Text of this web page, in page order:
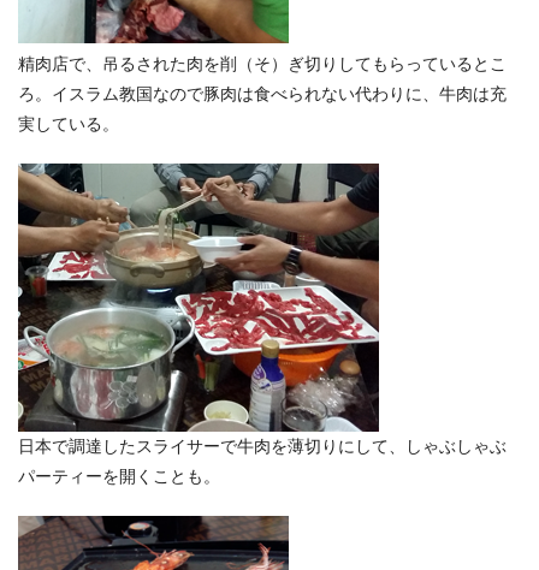
精肉店で、吊るされた肉を削（そ）ぎ切りしてもらっているとこ
ろ。イスラム教国なので豚肉は食べられない代わりに、牛肉は充
実している。
日本で調達したスライサーで牛肉を薄切りにして、しゃぶしゃぶ
パーティーを開くことも。